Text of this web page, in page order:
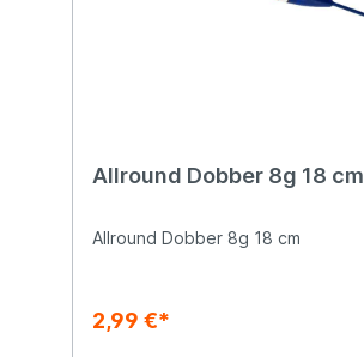
Allround Dobber 8g 18 cm
Allround Dobber 8g 18 cm
2,99 €*